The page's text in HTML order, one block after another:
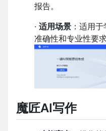
报告。
· 适用场景 ：适用
准确性和专业性要
魔匠AI写作